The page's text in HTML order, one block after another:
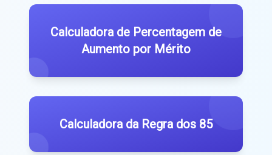
Calculadora de Percentagem de
Aumento por Mérito
Calculadora da Regra dos 85